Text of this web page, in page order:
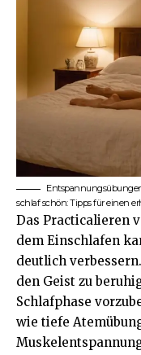
schlaf schön: Tipps für einen
Das Practicalieren
dem Einschlafen
deutlich
den Geist zu
Schlafphase
wie tiefe